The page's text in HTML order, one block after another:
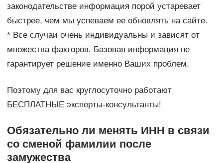
законодательстве информация порой устаревает
быстрее, чем мы успеваем ее обновлять на сайте.
* Все случаи очень индивидуальны и зависят от
множества факторов. Базовая информация не
гарантирует решение именно Ваших проблем.
Поэтому для вас круглосуточно работают
БЕСПЛАТНЫЕ эксперты-консультанты!
Обязательно ли менять ИНН в связи
со сменой фамилии после
замужества